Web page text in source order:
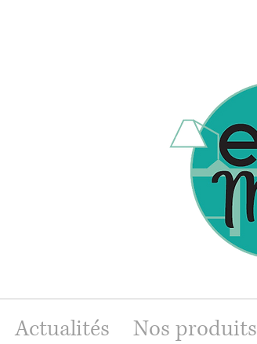
Actualités Nos produits